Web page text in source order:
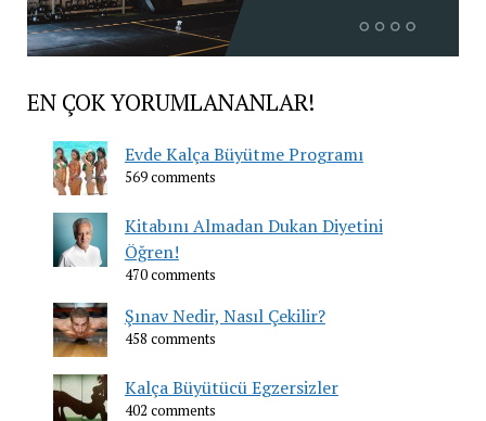
EN ÇOK YORUMLANANLAR!
Evde Kalça Büyütme Programı
569 comments
Kitabını Almadan Dukan Diyetini
Öğren!
470 comments
Şınav Nedir, Nasıl Çekilir?
458 comments
Kalça Büyütücü Egzersizler
402 comments